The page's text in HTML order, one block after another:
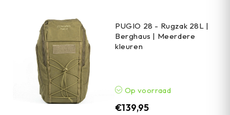
PUGIO 28 - Rugzak 28L |
Berghaus | Meerdere
kleuren
Op voorraad
€139,95